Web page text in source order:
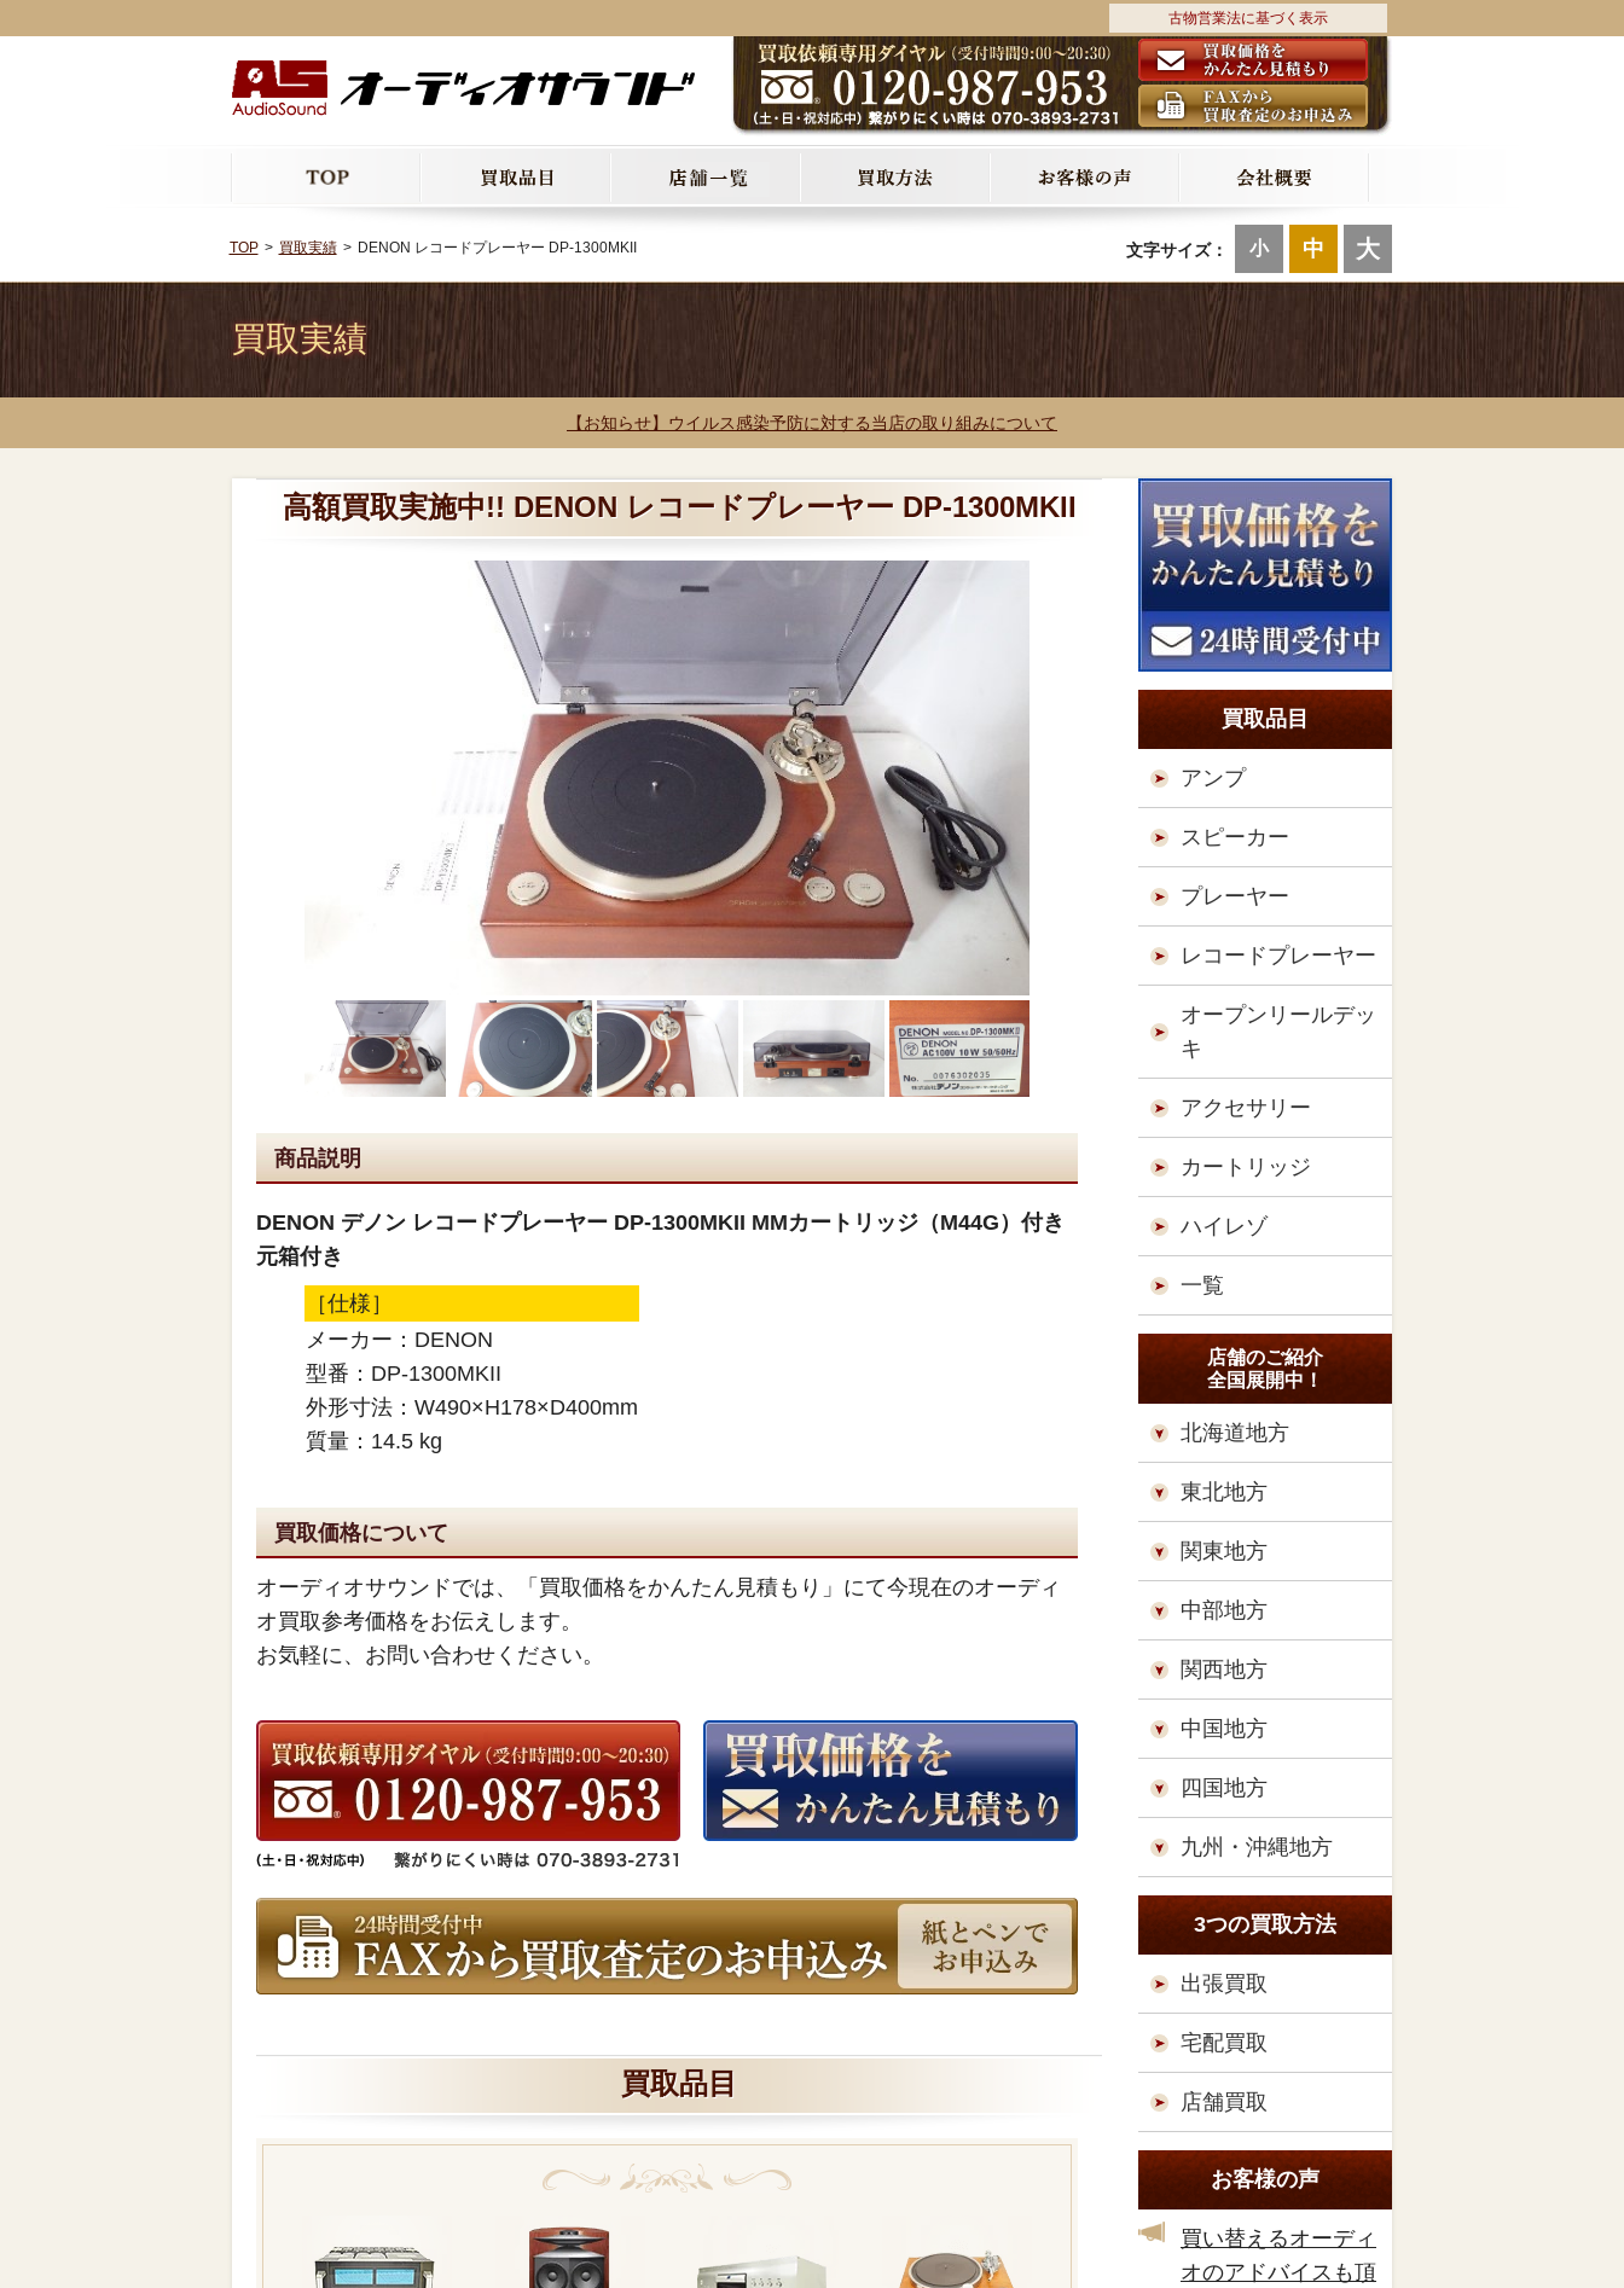
古物営業法に基づく表示
文字サイズ： 小 中 大
TOP 買取実績 DENON レコードプレーヤー DP-1300MKII
買取実績
【お知らせ】ウイルス感染予防に対する当店の取り組みについて
高額買取実施中!! DENON レコードプレーヤー DP-1300MKII
商品説明
DENON デノン レコードプレーヤー DP-1300MKII MMカートリッジ（M44G）付き
元箱付き
［仕様］
メーカー：DENON
型番：DP-1300MKII
外形寸法：W490×H178×D400mm
質量：14.5 kg
買取価格について
オーディオサウンドでは、「買取価格をかんたん見積もり」にて今現在のオーディ
オ買取参考価格をお伝えします。
お気軽に、お問い合わせください。
買取品目
買取品目
アンプ
スピーカー
プレーヤー
レコードプレーヤー
オープンリールデッ
キ
アクセサリー
カートリッジ
ハイレゾ
一覧
店舗のご紹介
全国展開中！
北海道地方
東北地方
関東地方
中部地方
関西地方
中国地方
四国地方
九州・沖縄地方
3つの買取方法
出張買取
宅配買取
店舗買取
お客様の声
買い替えるオーディ
オのアドバイスも頂